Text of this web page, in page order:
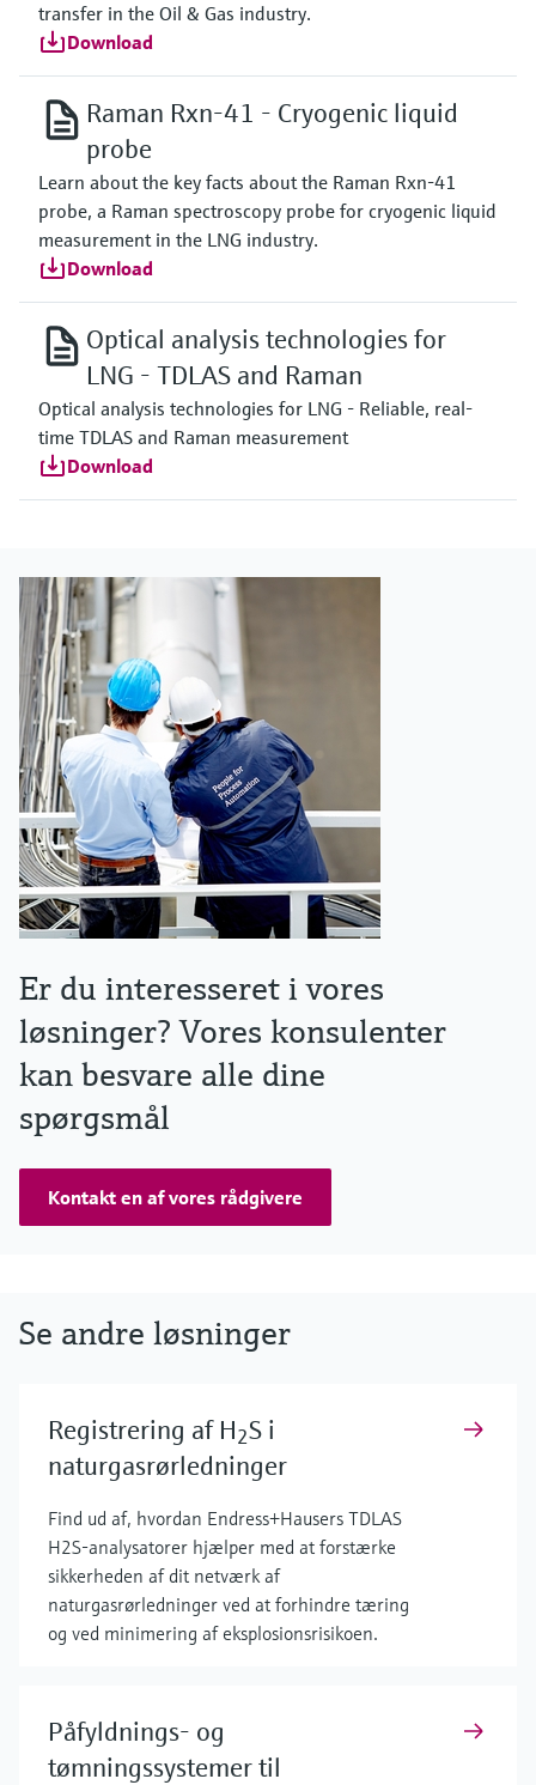
transfer in the Oil & Gas industry.
Download
Raman Rxn-41 - Cryogenic liquid
probe
Learn about the key facts about the Raman Rxn-41
probe, a Raman spectroscopy probe for cryogenic liquid
measurement in the LNG industry.
Download
Optical analysis technologies for
LNG - TDLAS and Raman
Optical analysis technologies for LNG - Reliable, real-
time TDLAS and Raman measurement
Download
Er du interesseret i vores
løsninger? Vores konsulenter
kan besvare alle dine
spørgsmål
Kontakt en af vores rådgivere
Se andre løsninger
Registrering af H2S i
naturgasrørledninger
Find ud af, hvordan Endress+Hausers TDLAS
H2S-analysatorer hjælper med at forstærke
sikkerheden af dit netværk af
naturgasrørledninger ved at forhindre tæring
og ved minimering af eksplosionsrisikoen.
Påfyldnings- og
tømningssystemer til